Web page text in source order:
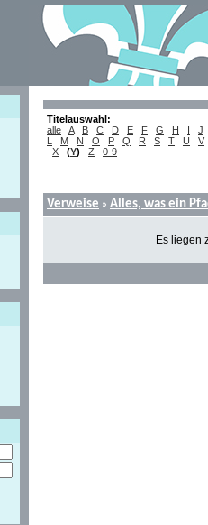
Titelauswahl:
alle
A B C D E F G H I
J
L
M N O P Q R S T U
V
X
(Y) Z 0-9
Verweise » Alles, was ein
Es liegen